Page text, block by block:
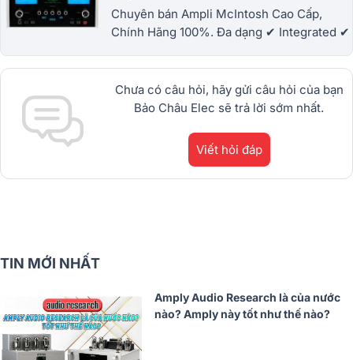
Chuyên bán Ampli McIntosh Cao Cấp,
Chính Hãng 100%. Đa dạng ✔ Integrated ✔
hi-fi, hi-end và phối ghép dàn âm thanh số
#1
Chưa có câu hỏi, hãy gửi câu hỏi của bạn
Bảo Châu Elec sẽ trả lời sớm nhất.
Viết hỏi đáp
TIN MỚI NHẤT
Amply Audio Research là của nước
nào? Amply này tốt như thế nào?